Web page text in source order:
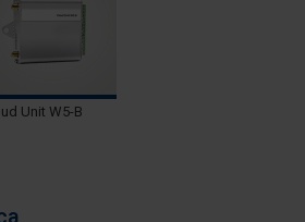
Unit W5-B